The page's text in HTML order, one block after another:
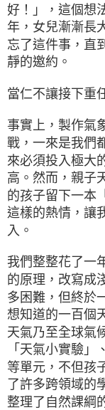
好！」，這個想
年，女兒漸漸長
忘了這件事，直
靜的邀約。
當仁不讓接下重
事實上，製作氣
戰，一來是我們
來必須投入極大
高。然而，親子
的孩子留下一本
這樣的熱情，讓
入。
我們整整花了一
的原理，改寫成
多困難，但終於
想知道的一百個
天氣乃至全球氣
「天氣小實驗」
等單元，不但孩
了許多跨領域的
整理了自然課綱